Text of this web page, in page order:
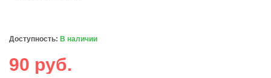
Доступность: В наличии
90 руб.